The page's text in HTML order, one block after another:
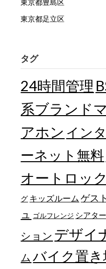
東京都豊島区
東京都足立区
タグ
24時間管理
系ブランド
アホン イン
ーネット無料
オートロック
グ キッズルーム ゲス
ュ
ゴルフレンジ シアタ
ション デザイ
ム バイク置き